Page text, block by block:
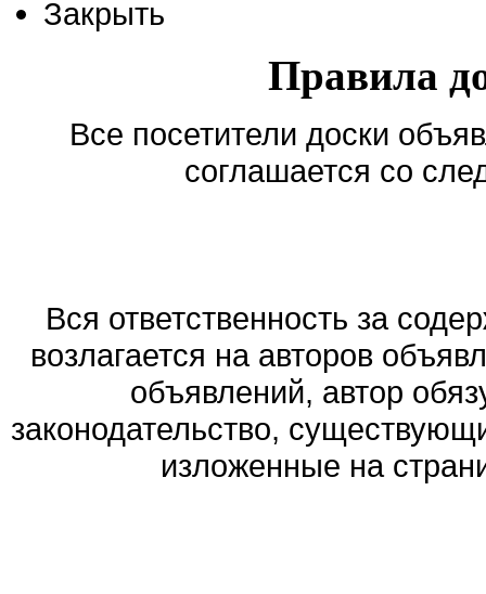
Закрыть
Правила
Все посетители доски
соглашается со
Вся ответственность за
возлагается на авторов
объявлений, автор
законодательство,
изложенные на